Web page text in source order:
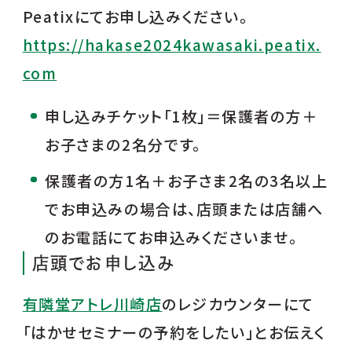
Peatixにてお申し込みください。
https://hakase2024kawasaki.peatix.
com
申し込みチケット「1枚」＝保護者の方＋
お子さまの2名分です。
保護者の方1名＋お子さま2名の3名以上
でお申込みの場合は、店頭または店舗へ
のお電話にてお申込みくださいませ。
店頭でお申し込み
有隣堂アトレ川崎店のレジカウンターにて
「はかせセミナーの予約をしたい」とお伝えく